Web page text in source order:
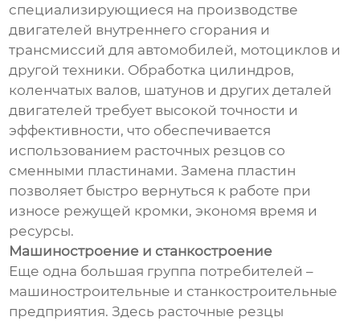
специализирующиеся на производстве
двигателей внутреннего сгорания и
трансмиссий для автомобилей, мотоциклов и
другой техники. Обработка цилиндров,
коленчатых валов, шатунов и других деталей
двигателей требует высокой точности и
эффективности, что обеспечивается
использованием расточных резцов со
сменными пластинами. Замена пластин
позволяет быстро вернуться к работе при
износе режущей кромки, экономя время и
ресурсы.
Машиностроение и станкостроение
Еще одна большая группа потребителей –
машиностроительные и станкостроительные
предприятия. Здесь расточные резцы